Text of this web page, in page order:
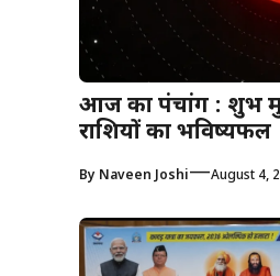
आज का पंचांग : शुभ
राशियों का भविष्यफल
By Naveen Joshi—August 4,